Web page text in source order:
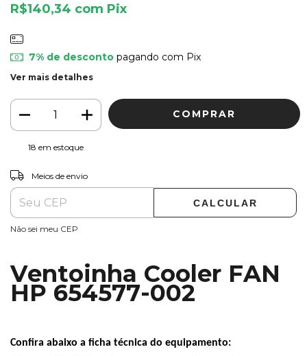
R$140,34 com Pix
7% de descontopagando com Pix
Ver mais detalhes
18 em estoque
Entregas para o CEP:
Meios de envio
CALCULAR
Não sei meu CEP
Ventoinha Cooler FAN
HP 654577-002
Confira abaixo a ficha técnica do equipamento: